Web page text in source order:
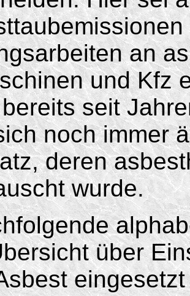
an
und Kfz
seit
noch immer
deren
wurde.
über